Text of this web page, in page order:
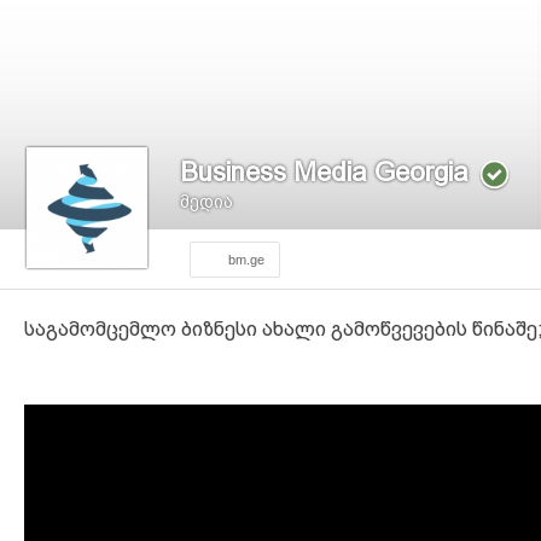
Business Media Georgia
მედია
bm.ge
საგამომცემლო ბიზნესი ახალი გამოწვევების